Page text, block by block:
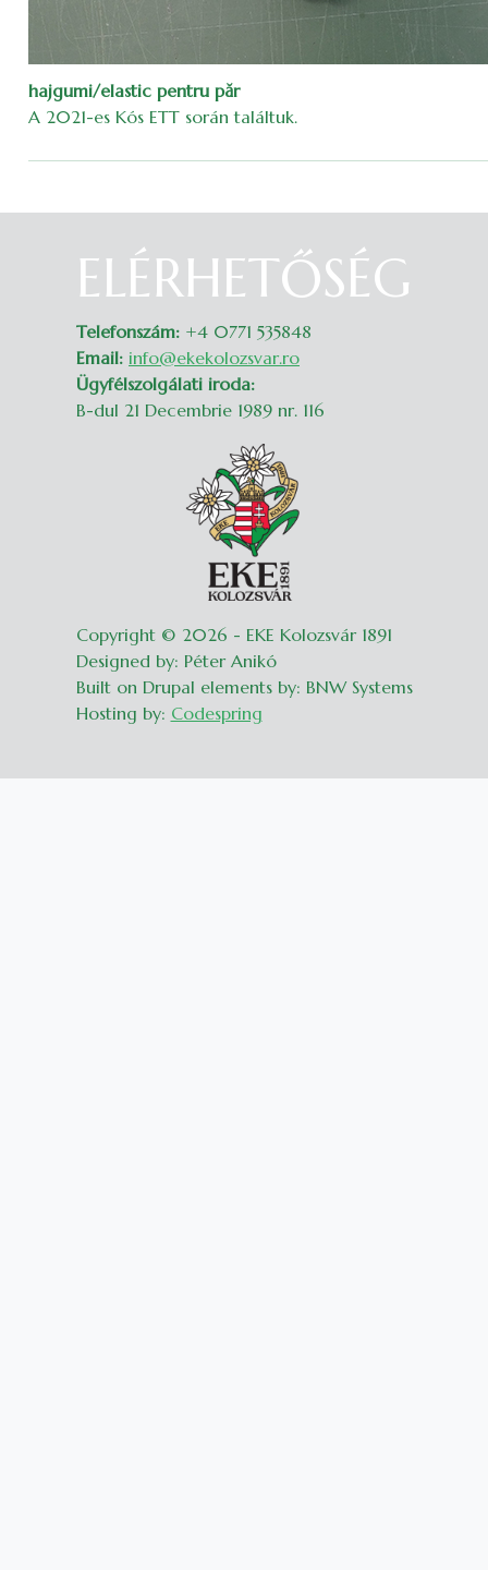
hajgumi/elastic pentru păr
A 2021-es Kós ETT során találtuk.
ELÉRHETŐSÉG
Telefonszám: +4 0771 535848
Email: info@ekekolozsvar.ro
Ügyfélszolgálati iroda:
B-dul 21 Decembrie 1989 nr. 116
Copyright © 2026 - EKE Kolozsvár 1891
Designed by: Péter Anikó
Built on Drupal elements by: BNW Systems
Hosting by: Codespring